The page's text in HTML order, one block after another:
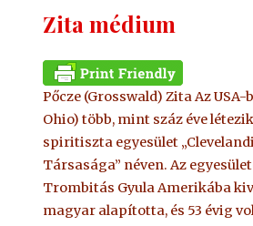
Zita médium
Pőcze (Grosswald) Zita Az USA-
Ohio) több, mint száz éve
spiritiszta egyesület
Társasága” néven. Az
Trombitás Gyula Amerikába
magyar alapította, és 53 évig